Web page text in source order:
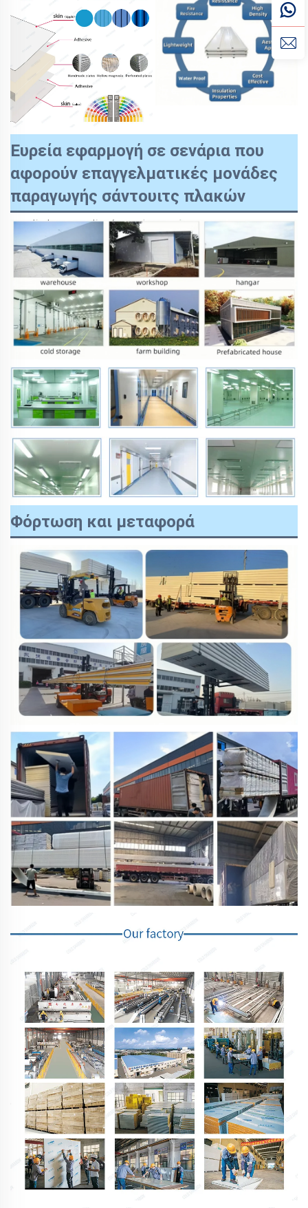
Ευρεία εφαρμογή σε σενάρια που
αφορούν επαγγελματικές μονάδες
παραγωγής σάντουιτς πλακών
Φόρτωση και μεταφορά